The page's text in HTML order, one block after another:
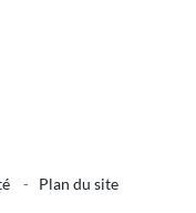
- Plan du site